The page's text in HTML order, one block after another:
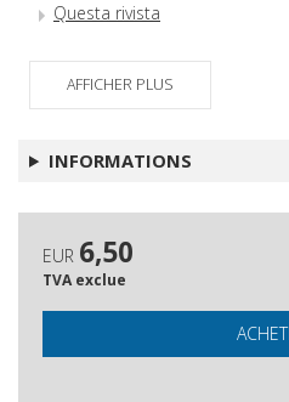
Questa rivista
AFFICHER PLUS
INFORMATIONS
EUR 6,50
TVA exclue